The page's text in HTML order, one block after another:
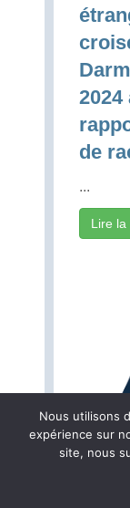
2024
de
...
Lire la
Nous utilisons
expérience sur
site, nous